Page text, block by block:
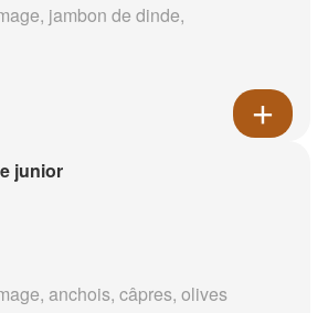
jambon de dinde,
junior
anchois, câpres, olives